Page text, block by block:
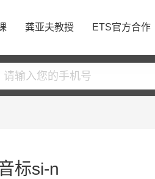
龚亚夫教授 ETS官方合作
标si-n